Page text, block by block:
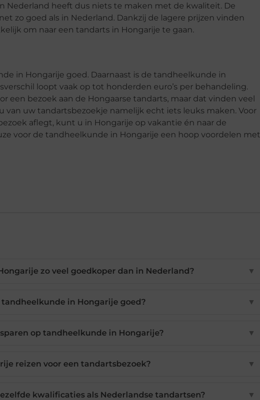
Nederland heeft dus niets te maken met de kwaliteit. De
zo goed als in Nederland. Dankzij de lagere prijzen vinden
om naar een tandarts in Hongarije te gaan.
in Hongarije goed. Daarnaast is de tandheelkunde in
loopt vaak op tot honderden euro’s per behandeling.
een bezoek aan de Hongaarse tandarts, maar dat vinden veel
uw tandartsbezoekje namelijk echt iets leuks maken. Voor
aflegt, kunt u in Hongarije op vakantie én naar de
voor de tandheelkunde in Hongarije een hoop voordelen met
zo veel goedkoper dan in Nederland? ▼
in Hongarije goed? ▼
op tandheelkunde in Hongarije? ▼
reizen voor een tandartsbezoek? ▼
kwalificaties als Nederlandse tandartsen? ▼